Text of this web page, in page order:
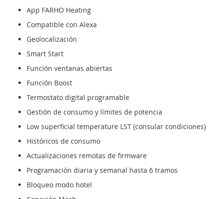
App FARHO Heating
Compatible con Alexa
Geolocalización
Smart Start
Función ventanas abiertas
Función Boost
Termostato digital programable
Gestión de consumo y límites de potencia
Low superficial temperature LST (consular condiciones)
Históricos de consumo
Actualizaciones remotas de firmware
Programación diaria y semanal hasta 6 tramos
Bloqueo modo hotel